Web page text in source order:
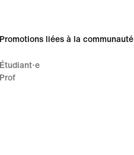
Promotions liées à la communauté
Étudiant·e
Prof